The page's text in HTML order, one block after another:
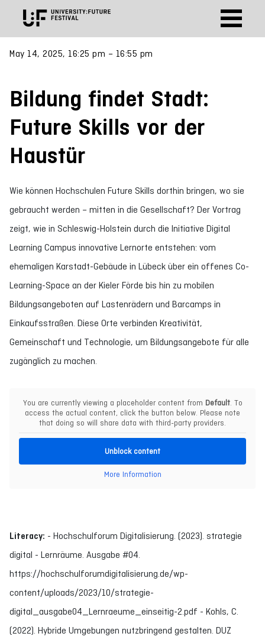
May 14, 2025, 16:25 pm – 16:55 pm
Bildung findet Stadt:
Future Skills vor der
Haustür
Wie können Hochschulen Future Skills dorthin bringen, wo sie
gebraucht werden – mitten in die Gesellschaft? Der Vortrag
zeigt, wie in Schleswig-Holstein durch die Initiative Digital
Learning Campus innovative Lernorte entstehen: vom
ehemaligen Karstadt-Gebäude in Lübeck über ein offenes Co-
Learning-Space an der Kieler Förde bis hin zu mobilen
Bildungsangeboten auf Lastenrädern und Barcamps in
Einkaufsstraßen. Diese Orte verbinden Kreativität,
Gemeinschaft und Technologie, um Bildungsangebote für alle
zugänglich zu machen.
You are currently viewing a placeholder content from Default. To
access the actual content, click the button below. Please note
that doing so will share data with third-party providers.
Unblock content
More Information
Literacy: - Hochschulforum Digitalisierung. (2023). strategie
digital - Lernräume. Ausgabe #04.
https://hochschulforumdigitalisierung.de/wp-
content/uploads/2023/10/strategie-
digital_ausgabe04_Lernraeume_einseitig-2.pdf - Kohls, C.
(2022). Hybride Umgebungen nutzbringend gestalten. DUZ